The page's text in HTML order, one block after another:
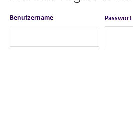
Benutzername Passwort